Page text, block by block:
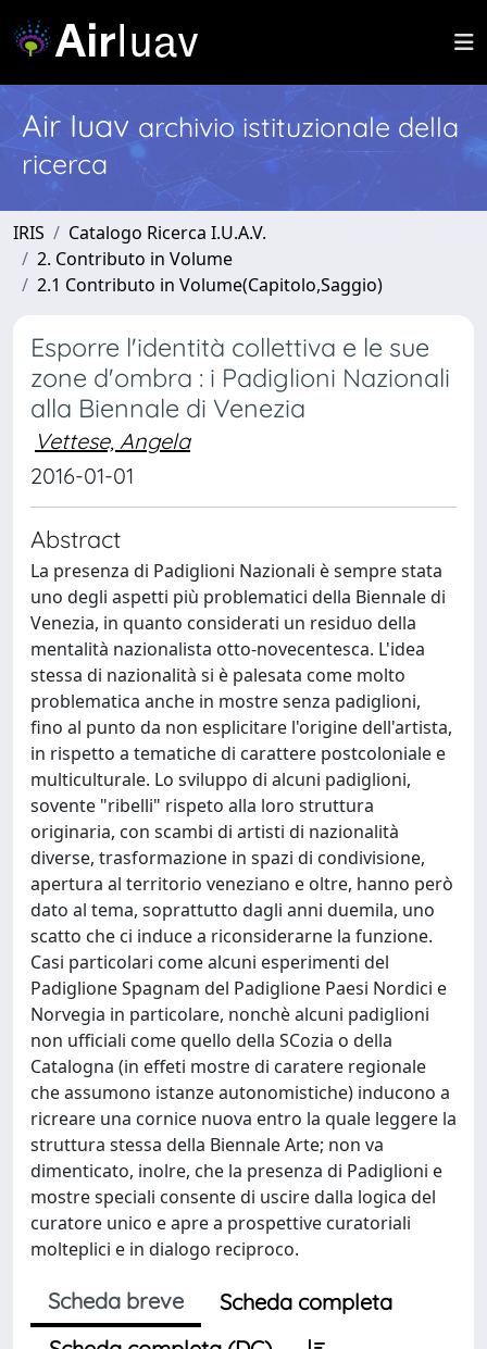
Air Iuav archivio istituzionale della
ricerca
IRIS
Catalogo Ricerca I.U.A.V.
2. Contributo in Volume
2.1 Contributo in Volume(Capitolo,Saggio)
Esporre l'identità collettiva e le sue
zone d'ombra : i Padiglioni Nazionali
alla Biennale di Venezia
Vettese, Angela
2016-01-01
Abstract
La presenza di Padiglioni Nazionali è sempre stata
uno degli aspetti più problematici della Biennale di
Venezia, in quanto considerati un residuo della
mentalità nazionalista otto-novecentesca. L'idea
stessa di nazionalità si è palesata come molto
problematica anche in mostre senza padiglioni,
fino al punto da non esplicitare l'origine dell'artista,
in rispetto a tematiche di carattere postcoloniale e
multiculturale. Lo sviluppo di alcuni padiglioni,
sovente "ribelli" rispeto alla loro struttura
originaria, con scambi di artisti di nazionalità
diverse, trasformazione in spazi di condivisione,
apertura al territorio veneziano e oltre, hanno però
dato al tema, soprattutto dagli anni duemila, uno
scatto che ci induce a riconsiderarne la funzione.
Casi particolari come alcuni esperimenti del
Padiglione Spagnam del Padiglione Paesi Nordici e
Norvegia in particolare, nonchè alcuni padiglioni
non ufficiali come quello della SCozia o della
Catalogna (in effeti mostre di caratere regionale
che assumono istanze autonomistiche) inducono a
ricreare una cornice nuova entro la quale leggere la
struttura stessa della Biennale Arte; non va
dimenticato, inolre, che la presenza di Padiglioni e
mostre speciali consente di uscire dalla logica del
curatore unico e apre a prospettive curatoriali
molteplici e in dialogo reciproco.
Scheda breve
Scheda completa